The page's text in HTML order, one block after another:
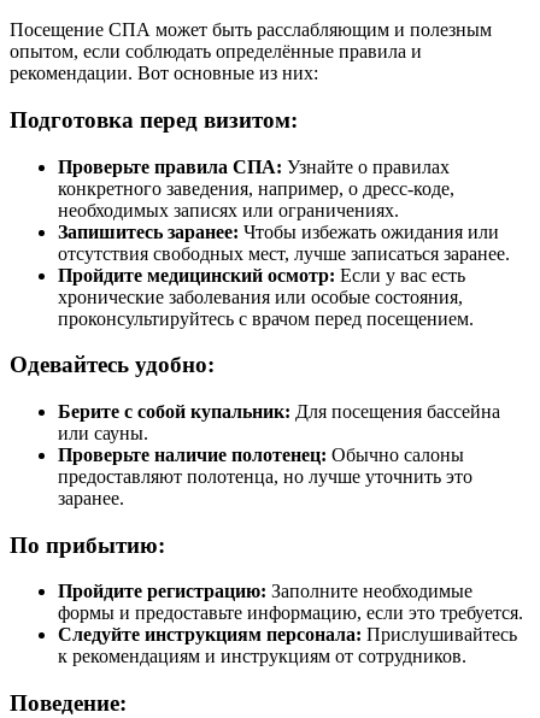
Посещение СПА может быть расслабляющим и полезным
опытом, если соблюдать определённые правила и
рекомендации. Вот основные из них:
Подготовка перед визитом:
Проверьте правила СПА: Узнайте о правилах
конкретного заведения, например, о дресс-коде,
необходимых записях или ограничениях.
Запишитесь заранее: Чтобы избежать ожидания или
отсутствия свободных мест, лучше записаться заранее.
Пройдите медицинский осмотр: Если у вас есть
хронические заболевания или особые состояния,
проконсультируйтесь с врачом перед посещением.
Одевайтесь удобно:
Берите с собой купальник: Для посещения бассейна
или сауны.
Проверьте наличие полотенец: Обычно салоны
предоставляют полотенца, но лучше уточнить это
заранее.
По прибытию:
Пройдите регистрацию: Заполните необходимые
формы и предоставьте информацию, если это требуется.
Следуйте инструкциям персонала: Прислушивайтесь
к рекомендациям и инструкциям от сотрудников.
Поведение: